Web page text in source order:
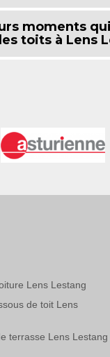
moments
toits à Lens
Lens Lestang
de toit Lens
terrasse Lens Lestang